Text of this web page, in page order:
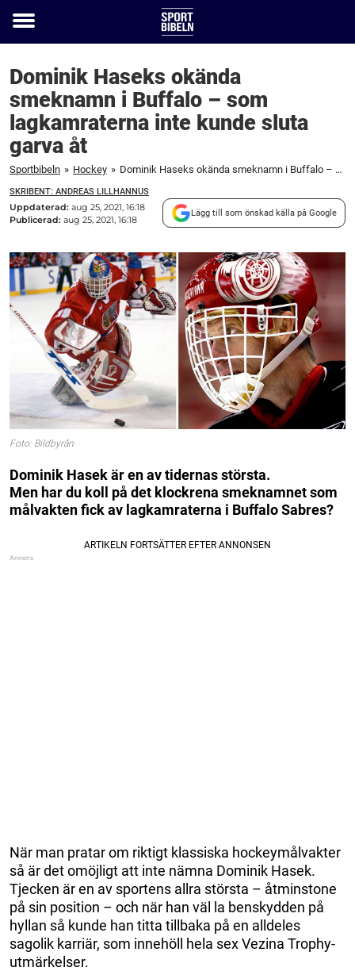
Toggle
Dominik Haseks okända
smeknamn i Buffalo – som
lagkamraterna inte kunde sluta
garva åt
Sportbibeln » Hockey » Dominik Haseks okända smeknamn i Buffalo – som lagkamraterna inte kunde sluta garva åt
SKRIBENT: ANDREAS LILLHANNUS
Uppdaterad: aug 25, 2021, 16:18
Publicerad: aug 25, 2021, 16:18
Lägg till som önskad källa på Google
Foto: Bildbyrån
Dominik Hasek är en av tidernas största.
Men har du koll på det klockrena smeknamnet som
målvakten fick av lagkamraterna i Buffalo Sabres?
När man pratar om riktigt klassiska hockeymålvakter
så är det omöjligt att inte nämna Dominik Hasek.
Tjecken är en av sportens allra största – åtminstone
på sin position – och när han väl la benskydden på
hyllan så kunde han titta tillbaka på en alldeles
sagolik karriär, som innehöll hela sex Vezina Trophy-
utmärkelser.